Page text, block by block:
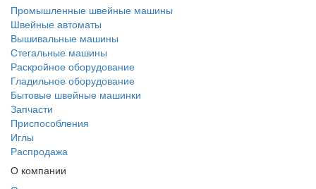
Промышленные швейные машины
Швейные автоматы
Вышивальные машины
Стегальные машины
Раскройное оборудование
Гладильное оборудование
Бытовые швейные машинки
Запчасти
Приспособления
Иглы
Распродажа
О компании